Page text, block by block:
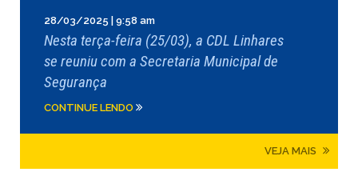
28/03/2025 | 9:58 am
Nesta terça-feira (25/03), a CDL Linhares
se reuniu com a Secretaria Municipal de
Segurança
CONTINUE LENDO
VEJA MAIS